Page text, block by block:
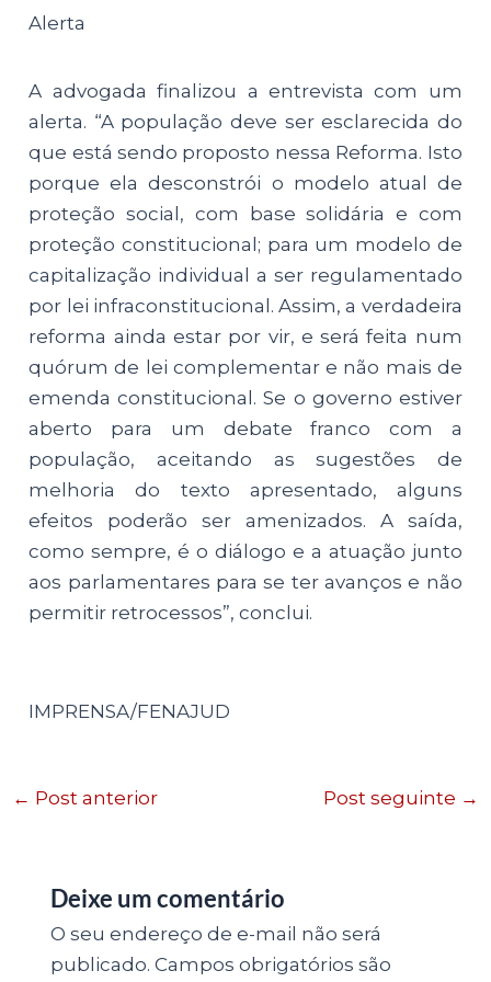
Alerta
A advogada finalizou a entrevista com um
alerta. “A população deve ser esclarecida do
que está sendo proposto nessa Reforma. Isto
porque ela desconstrói o modelo atual de
proteção social, com base solidária e com
proteção constitucional; para um modelo de
capitalização individual a ser regulamentado
por lei infraconstitucional. Assim, a verdadeira
reforma ainda estar por vir, e será feita num
quórum de lei complementar e não mais de
emenda constitucional. Se o governo estiver
aberto para um debate franco com a
população, aceitando as sugestões de
melhoria do texto apresentado, alguns
efeitos poderão ser amenizados. A saída,
como sempre, é o diálogo e a atuação junto
aos parlamentares para se ter avanços e não
permitir retrocessos”, conclui.
IMPRENSA/FENAJUD
← Post anterior Post seguinte →
Deixe um comentário
O seu endereço de e-mail não será
publicado. Campos obrigatórios são